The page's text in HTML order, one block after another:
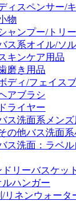
ィスペンサー/
物
ャンプー/トリ
ス系オイル/ソ
キンケア用品
磨き用品
ディ/フェイス
アブラシ
ドライヤー
ス洗面系メンズ
の他バス洗面系
ス洗面：ラベ
リーバスケット
ハンガー
ネンウォータ